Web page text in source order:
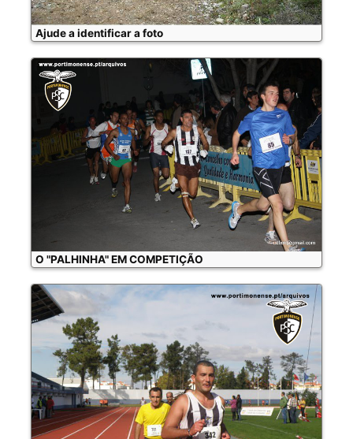
Ajude a identificar a foto
O "PALHINHA" EM COMPETIÇÃO